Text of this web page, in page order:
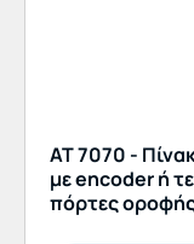
AT 7070 -
με encoder ή
πόρτες